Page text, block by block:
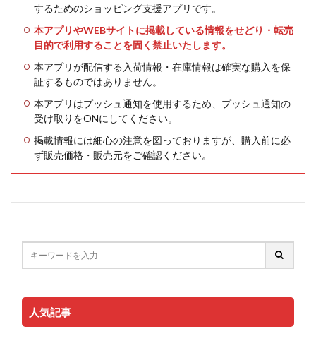
するためのショッピング支援アプリです。
本アプリやWEBサイトに掲載している情報をせどり・転売
目的で利用することを固く禁止いたします。
本アプリが配信する入荷情報・在庫情報は確実な購入を保
証するものではありません。
本アプリはプッシュ通知を使用するため、プッシュ通知の
受け取りをONにしてください。
掲載情報には細心の注意を図っておりますが、購入前に必
ず販売価格・販売元をご確認ください。
人気記事